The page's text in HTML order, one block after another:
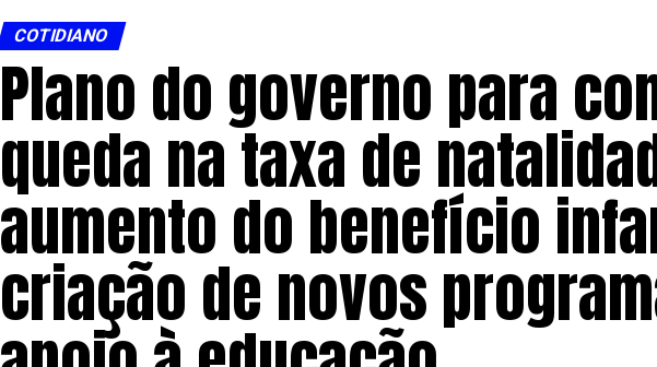
COTIDIANO
Plano do governo para
queda na taxa de
aumento do benefício
criação de novos